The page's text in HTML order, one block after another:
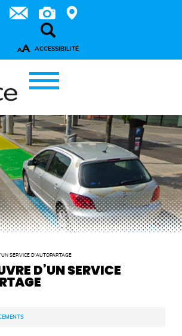
AA ACCESSIBILITÉ
SERVICE D’AUTOPARTAGE
D’UN SERVICE